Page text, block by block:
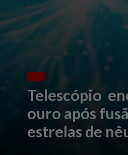
Telescópio
ouro após
estrelas de